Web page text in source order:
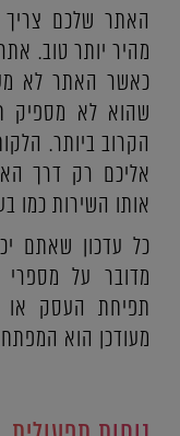
האתר שלכם
מהיר יותר טוב.
כאשר האתר לא
שהוא לא מספיק
הקרוב ביותר.
אליכם רק דרך
אותו השירות כמו
כל עדכון שאתם
מדובר על מספרי
תפיחת העסק
מעודכן הוא